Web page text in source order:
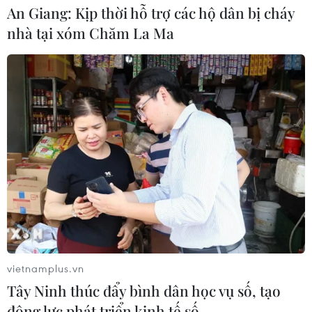
06/09/2025 01:55
US Open 2025: Djokovic đại chiến
Alcaraz, 'địa chấn' ở đơn nữ
04/09/2025 04:59
Vô địch Cincinnati Open, Alcaraz
ngay lập tức bước vào đánh đôi ở US
Open
19/08/2025 08:34
Iga Swiatek lần đầu vô địch
Wimbledon, tái hiện kỳ tích của 114
An Giang: Kịp thời hỗ trợ các hộ dân bị cháy
nhà tại xóm Chăm La Ma
vietnamplus.vn
Tây Ninh thúc đẩy bình dân học vụ số, tạo